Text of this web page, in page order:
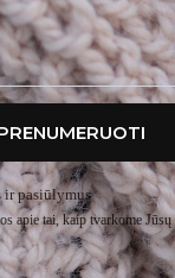
ir pasiūlymus
apie tai, kaip tvarkome